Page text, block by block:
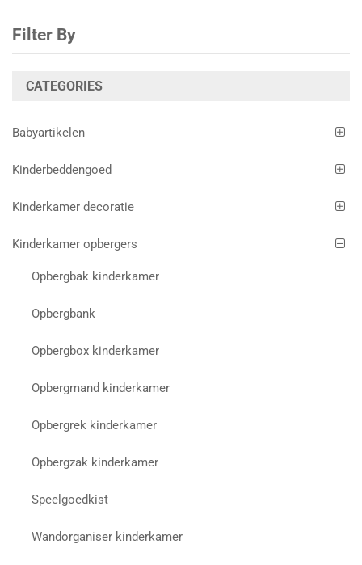
Filter By
CATEGORIES
Babyartikelen
Kinderbeddengoed
Kinderkamer decoratie
Kinderkamer opbergers
Opbergbak kinderkamer
Opbergbank
Opbergbox kinderkamer
Opbergmand kinderkamer
Opbergrek kinderkamer
Opbergzak kinderkamer
Speelgoedkist
Wandorganiser kinderkamer